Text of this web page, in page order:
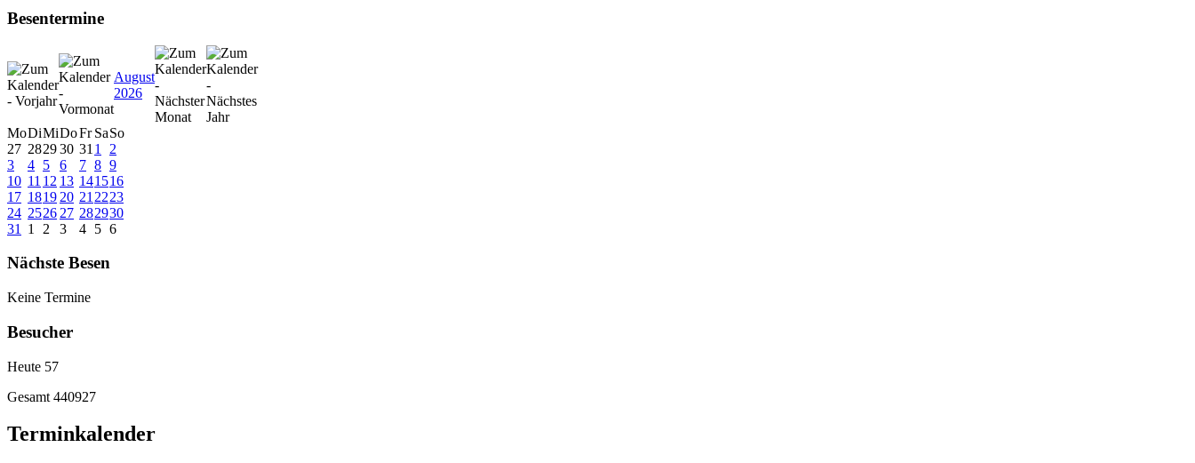
Besentermine
August
2026
MoDiMiDoFr SaSo
27 282930 31 1
2
3
4 5 6 7 8 9
10 11 12 13 141516
17 1819 20 21 2223
24 2526 27 282930
31
1 2 3 4 5 6
Nächste Besen
Keine Termine
Besucher
Heute 57
Gesamt 440927
Terminkalender